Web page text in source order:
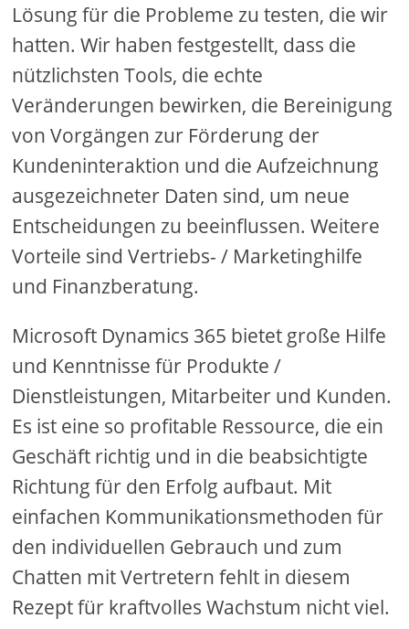
Lösung für die Probleme zu testen, die wir
hatten. Wir haben festgestellt, dass die
nützlichsten Tools, die echte
Veränderungen bewirken, die Bereinigung
von Vorgängen zur Förderung der
Kundeninteraktion und die Aufzeichnung
ausgezeichneter Daten sind, um neue
Entscheidungen zu beeinflussen. Weitere
Vorteile sind Vertriebs- / Marketinghilfe
und Finanzberatung.
Microsoft Dynamics 365 bietet große Hilfe
und Kenntnisse für Produkte /
Dienstleistungen, Mitarbeiter und Kunden.
Es ist eine so profitable Ressource, die ein
Geschäft richtig und in die beabsichtigte
Richtung für den Erfolg aufbaut. Mit
einfachen Kommunikationsmethoden für
den individuellen Gebrauch und zum
Chatten mit Vertretern fehlt in diesem
Rezept für kraftvolles Wachstum nicht viel.